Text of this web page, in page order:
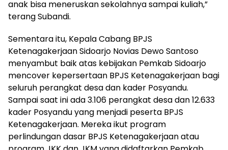
anak bisa meneruskan sekolahnya sampai kuliah,”
terang Subandi.
Sementara itu, Kepala Cabang BPJS
Ketenagakerjaan Sidoarjo Novias Dewo Santoso
menyambut baik atas kebijakan Pemkab Sidoarjo
mencover kepersertaan BPJS Ketenagakerjaan bagi
seluruh perangkat desa dan kader Posyandu.
Sampai saat ini ada 3.106 perangkat desa dan 12.633
kader Posyandu yang menjadi peserta BPJS
Ketenagakerjaan. Mereka ikut program
perlindungan dasar BPJS Ketenagakerjaan atau